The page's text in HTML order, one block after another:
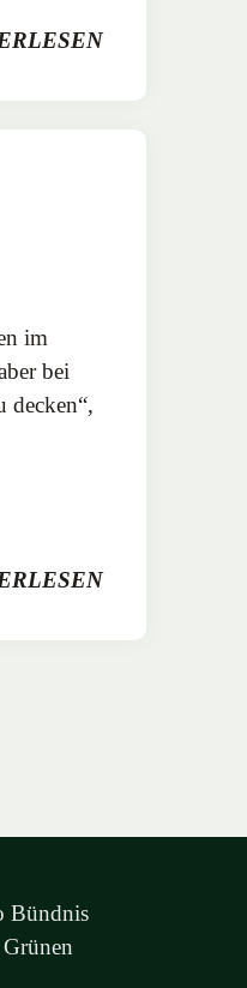
im
bei
decken“,